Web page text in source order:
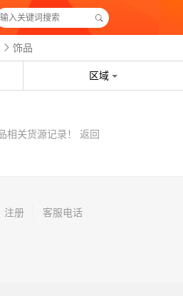
饰品
区域
相关货源记录！ 返回
注册 客服电话